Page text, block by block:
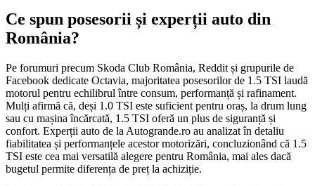
Ce spun posesorii și experții auto din
România?
Pe forumuri precum Skoda Club România, Reddit și grupurile de
Facebook dedicate Octavia, majoritatea posesorilor de 1.5 TSI laudă
motorul pentru echilibrul între consum, performanță și rafinament.
Mulți afirmă că, deși 1.0 TSI este suficient pentru oraș, la drum lung
sau cu mașina încărcată, 1.5 TSI oferă un plus de siguranță și
confort. Experții auto de la Autogrande.ro au analizat în detaliu
fiabilitatea și performanțele acestor motorizări, concluzionând că 1.5
TSI este cea mai versatilă alegere pentru România, mai ales dacă
bugetul permite diferența de preț la achiziție.